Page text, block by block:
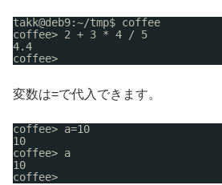
takk@deb9:~/tmp$ coffee
coffee> 2 + 3 * 4 / 5
4.4
coffee>
変数は=で代入できます。
coffee> a=10
10
coffee> a
10
coffee>